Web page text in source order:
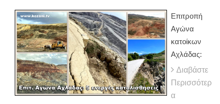
Eπιτροπή
Αγώνα
κατοίκων
Αχλάδας:
Διαβάστε
Περισσότερ
α